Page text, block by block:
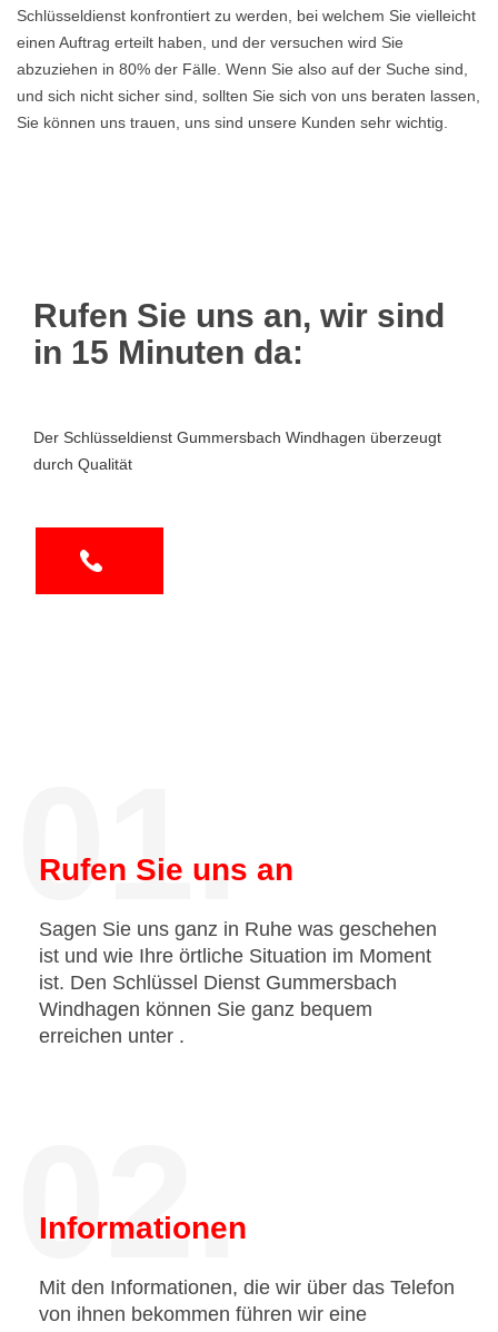
Schlüsseldienst konfrontiert zu werden, bei welchem Sie vielleicht
einen Auftrag erteilt haben, und der versuchen wird Sie
abzuziehen in 80% der Fälle. Wenn Sie also auf der Suche sind,
und sich nicht sicher sind, sollten Sie sich von uns beraten lassen,
Sie können uns trauen, uns sind unsere Kunden sehr wichtig.
Rufen Sie uns an, wir sind
in 15 Minuten da:
Der Schlüsseldienst Gummersbach Windhagen überzeugt
durch Qualität
01.
Rufen Sie uns an
Sagen Sie uns ganz in Ruhe was geschehen
ist und wie Ihre örtliche Situation im Moment
ist. Den Schlüssel Dienst Gummersbach
Windhagen können Sie ganz bequem
erreichen unter .
02.
Informationen
Mit den Informationen, die wir über das Telefon
von ihnen bekommen führen wir eine